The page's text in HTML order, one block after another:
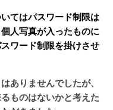
てはパスワード制限は
人写真が入ったものに
ワード制限を掛けさせ
ありませんでしたが、
ものはないかと考えた